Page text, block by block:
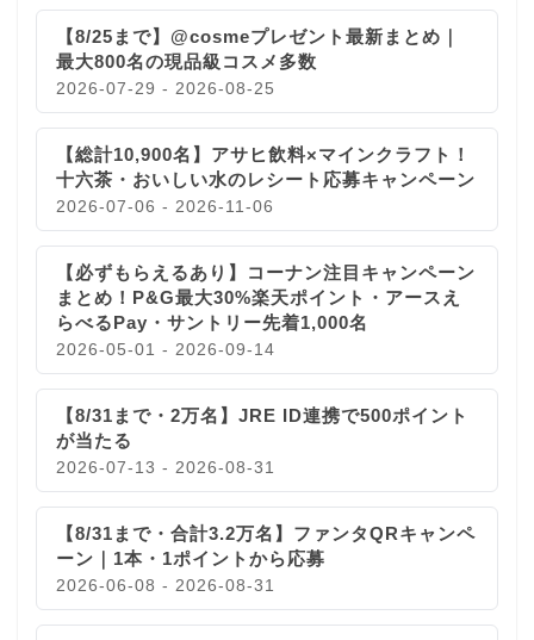
【8/25まで】@cosmeプレゼント最新まとめ｜
最大800名の現品級コスメ多数
2026-07-29 - 2026-08-25
【総計10,900名】アサヒ飲料×マインクラフト！
十六茶・おいしい水のレシート応募キャンペーン
2026-07-06 - 2026-11-06
【必ずもらえるあり】コーナン注目キャンペーン
まとめ！P&G最大30%楽天ポイント・アースえ
らべるPay・サントリー先着1,000名
2026-05-01 - 2026-09-14
【8/31まで・2万名】JRE ID連携で500ポイント
が当たる
2026-07-13 - 2026-08-31
【8/31まで・合計3.2万名】ファンタQRキャンペ
ーン｜1本・1ポイントから応募
2026-06-08 - 2026-08-31